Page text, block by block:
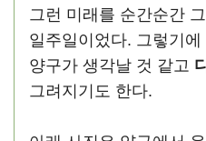
그런 미래를 순간순간
일주일이었다. 그렇기에
양구가 생각날 것 같고
그려지기도 한다.